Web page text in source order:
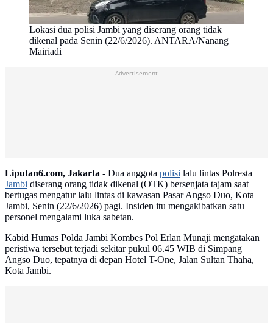
Lokasi dua polisi Jambi yang diserang orang tidak
dikenal pada Senin (22/6/2026). ANTARA/Nanang
Mairiadi
Advertisement
Liputan6.com, Jakarta - Dua anggota polisi lalu lintas Polresta
Jambi diserang orang tidak dikenal (OTK) bersenjata tajam saat
bertugas mengatur lalu lintas di kawasan Pasar Angso Duo, Kota
Jambi, Senin (22/6/2026) pagi. Insiden itu mengakibatkan satu
personel mengalami luka sabetan.
Kabid Humas Polda Jambi Kombes Pol Erlan Munaji mengatakan
peristiwa tersebut terjadi sekitar pukul 06.45 WIB di Simpang
Angso Duo, tepatnya di depan Hotel T-One, Jalan Sultan Thaha,
Kota Jambi.